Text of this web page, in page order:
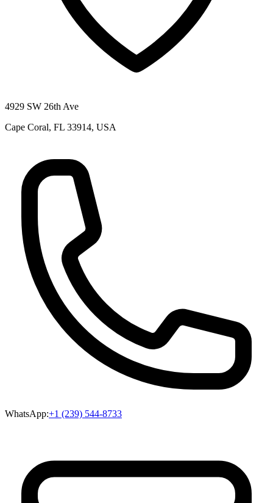
4929 SW 26th Ave
Cape Coral, FL 33914, USA
WhatsApp:+1 (239) 544-8733